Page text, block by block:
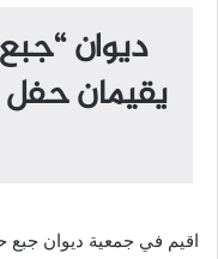
ديوان
يقيمان حفل